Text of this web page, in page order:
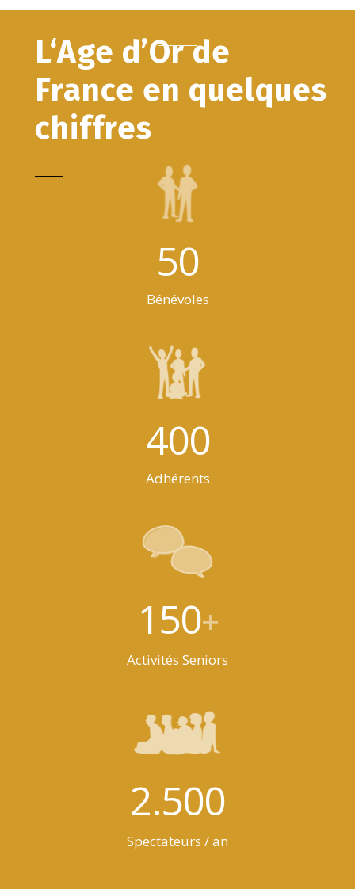
L‘Age d’Or de
France en quelques
chiffres
50
Bénévoles
400
Adhérents
150+
Activités Seniors
2.500
Spectateurs / an